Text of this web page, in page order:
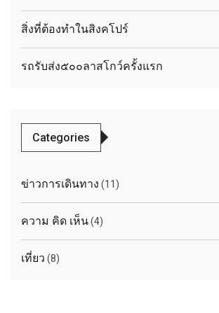
สิ่งที่ต้องทำในสิงคโปร์
รถรับส่ง๕๐๐ลาสโกว์ครั้งแรก
Categories
ข่าวการเดินทาง (11)
ความ คิด เห็น(4)
เที่ยว (8)